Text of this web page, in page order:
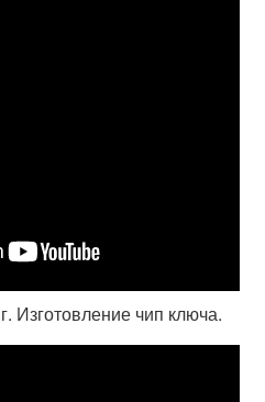
Изготовление чип ключа.